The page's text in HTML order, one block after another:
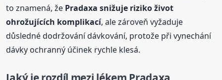
to znamená, že Pradaxa snižuje riziko život
ohrožujících komplikací, ale zároveň vyžaduje
důsledné dodržování dávkování, protože při vynechání
dávky ochranný účinek rychle klesá.